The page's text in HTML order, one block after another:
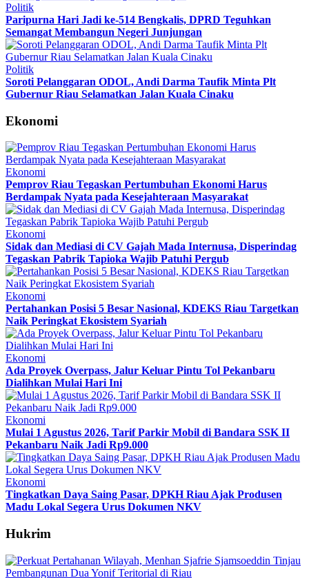
Politik
Paripurna Hari Jadi ke-514 Bengkalis, DPRD Teguhkan
Semangat Membangun Negeri Junjungan
Politik
Soroti Pelanggaran ODOL, Andi Darma Taufik Minta Plt
Gubernur Riau Selamatkan Jalan Kuala Cinaku
Ekonomi
Ekonomi
Pemprov Riau Tegaskan Pertumbuhan Ekonomi Harus
Berdampak Nyata pada Kesejahteraan Masyarakat
Ekonomi
Sidak dan Mediasi di CV Gajah Mada Internusa, Disperindag
Tegaskan Pabrik Tapioka Wajib Patuhi Pergub
Ekonomi
Pertahankan Posisi 5 Besar Nasional, KDEKS Riau Targetkan
Naik Peringkat Ekosistem Syariah
Ekonomi
Ada Proyek Overpass, Jalur Keluar Pintu Tol Pekanbaru
Dialihkan Mulai Hari Ini
Ekonomi
Mulai 1 Agustus 2026, Tarif Parkir Mobil di Bandara SSK II
Pekanbaru Naik Jadi Rp9.000
Ekonomi
Tingkatkan Daya Saing Pasar, DPKH Riau Ajak Produsen
Madu Lokal Segera Urus Dokumen NKV
Hukrim